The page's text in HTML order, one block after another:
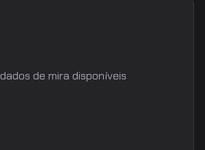
de mira disponíveis